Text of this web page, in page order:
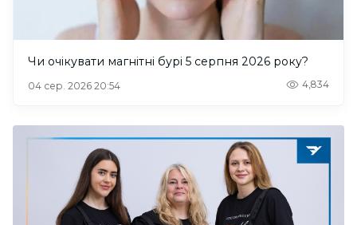
Чи очікувати магнітні бурі 5 серпня 2026 року?
04 сер. 2026 20:54 4,834